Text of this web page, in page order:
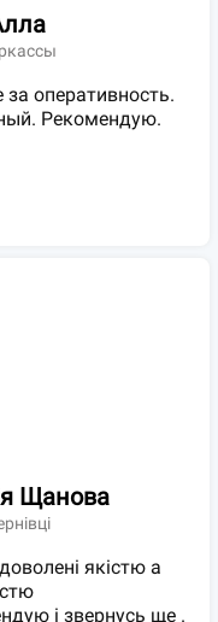
оперативность.
Рекомендую.
Щанова
якістю а
і звернусь ще .